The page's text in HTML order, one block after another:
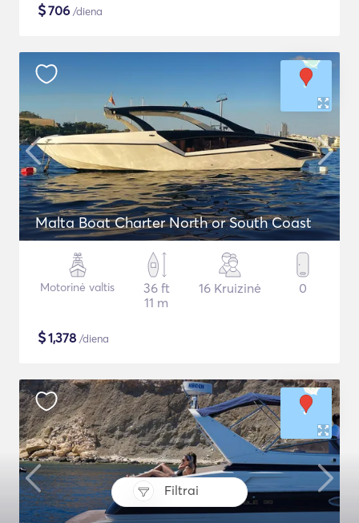
Filtrai
$706 /diena
Malta Boat Charter North or South Coast
Motorinė valtis
36 ft
11 m
16 Kruizinė 0
$1,378 /diena